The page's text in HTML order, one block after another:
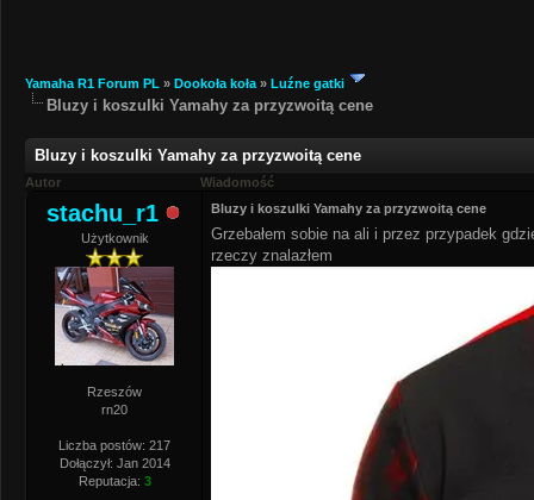
Yamaha R1 Forum PL » Dookoła koła » Luźne gatki
Bluzy i koszulki Yamahy za przyzwoitą cene
Bluzy i koszulki Yamahy za przyzwoitą cene
Autor Wiadomość
stachu_r1
Użytkownik
Rzeszów
rn20
Liczba postów: 217
Dołączył: Jan 2014
Reputacja: 3
Bluzy i koszulki Yamahy za przyzwoitą cene
Grzebałem sobie na ali i przez przypadek
rzeczy znalazłem